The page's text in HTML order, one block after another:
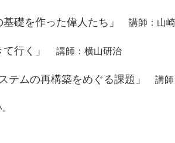
礎を作った偉人たち」 講師：山
て行く」 講師：横山研治
ムの再構築をめぐる課題」 講師